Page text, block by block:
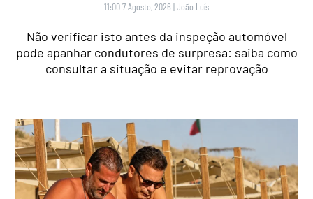
11:00 7 Agosto, 2026 |João Luís
Não verificar isto antes da inspeção automóvel
pode apanhar condutores de surpresa: saiba como
consultar a situação e evitar reprovação